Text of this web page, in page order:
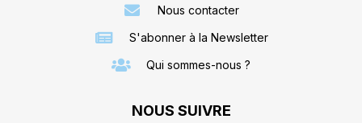
Nous contacter
S'abonner à la Newsletter
Qui sommes-nous ?
NOUS SUIVRE